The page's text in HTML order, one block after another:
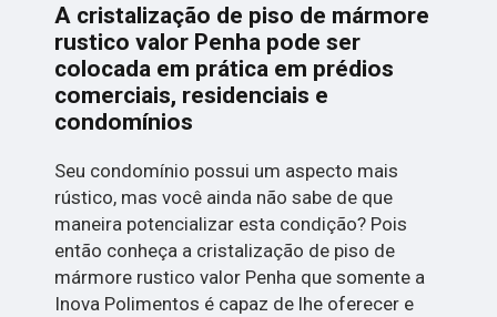
A cristalização de piso de mármore
rustico valor Penha pode ser
colocada em prática em prédios
comerciais, residenciais e
condomínios
Seu condomínio possui um aspecto mais
rústico, mas você ainda não sabe de que
maneira potencializar esta condição? Pois
então conheça a cristalização de piso de
mármore rustico valor Penha que somente a
Inova Polimentos é capaz de lhe oferecer e